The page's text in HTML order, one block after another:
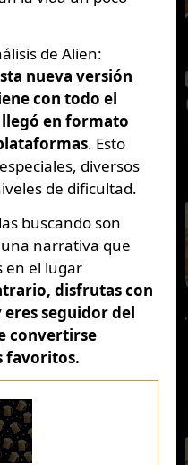
de Alien:
nueva versión
con todo el
en formato
. Esto
diversos
de dificultad.
buscando son
narrativa que
en el lugar
disfrutas con
seguidor del
convertirse
favoritos.